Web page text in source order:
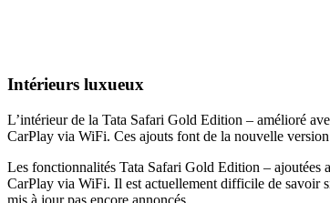
Intérieurs luxueux
L’intérieur de la Tata Safari Gold Edition – amélioré
CarPlay via WiFi. Ces ajouts font de la nouvelle
Les fonctionnalités Tata Safari Gold Edition –
CarPlay via WiFi. Il est actuellement difficile de savoir
mis à jour pas encore annoncés.